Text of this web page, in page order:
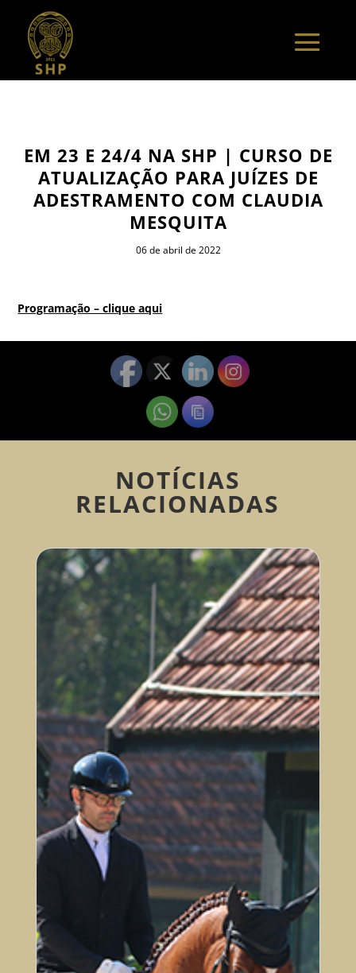
EM 23 E 24/4 NA SHP | CURSO DE
ATUALIZAÇÃO PARA JUÍZES DE
ADESTRAMENTO COM CLAUDIA
MESQUITA
06 de abril de 2022
Programação – clique aqui
NOTÍCIAS
RELACIONADAS